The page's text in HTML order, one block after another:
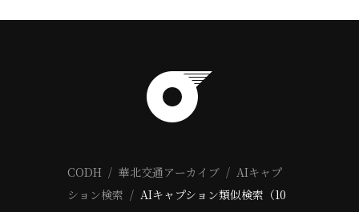
CODH 華北交通アーカイブ
AIキャプ
ション検索
AIキャプション類似検索（10